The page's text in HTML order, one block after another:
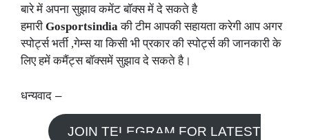
बारे में अपना सुझाव कमेंट बॉक्स में दे सकते है
हमारी Gosportsindiaकी टीम आपकी सहायता करेगी आप अगर
स्पोर्ट्स भर्ती ,गेम्स या किसी भी प्रकार की स्पोर्ट्स की जानकारी के
लिए हमें कमैंट्स बॉक्समें सुझाव दे सकते है।
धन्यवाद –
JOIN TELEGRAM FOR LATEST